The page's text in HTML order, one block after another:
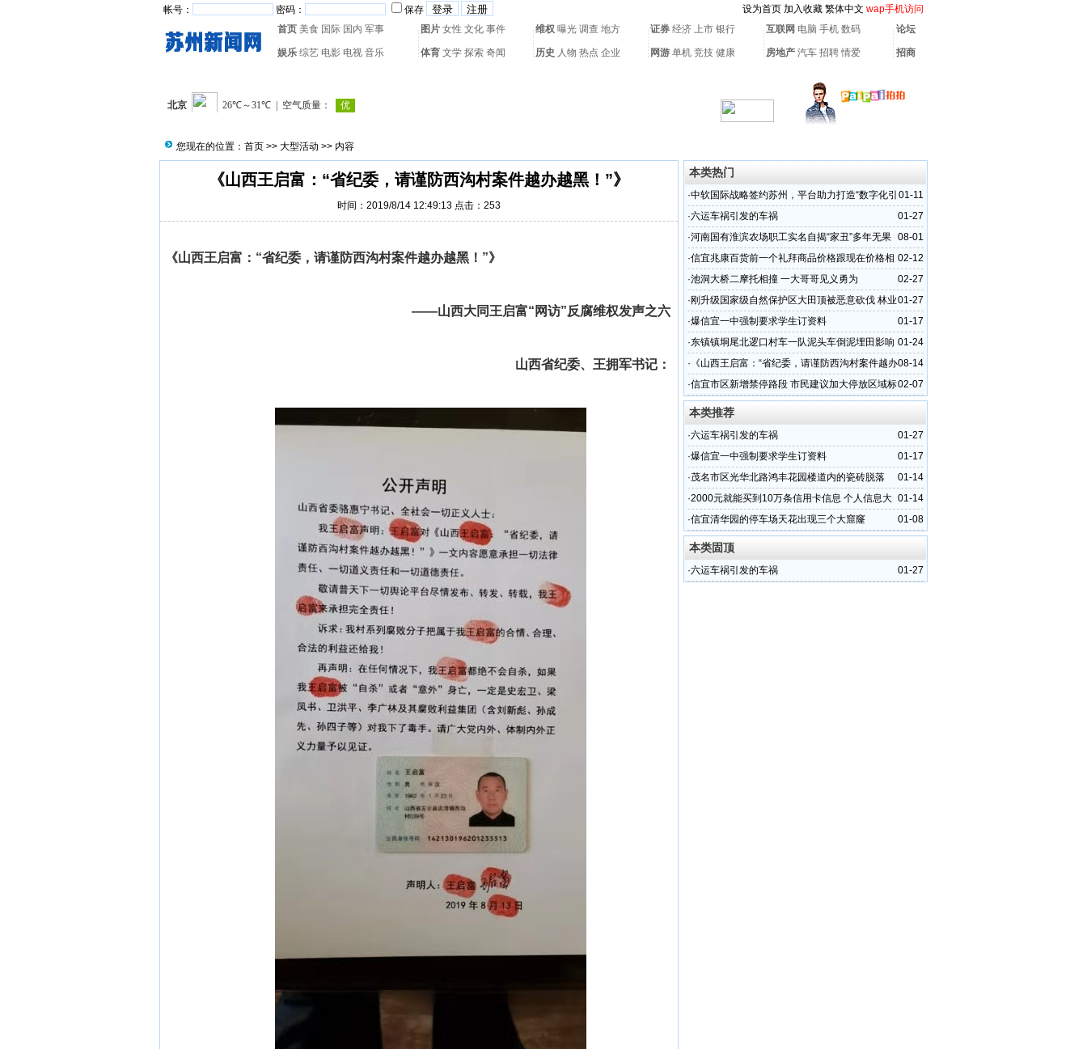
帐号： 密码： 保存 设为首页 加入收藏 繁体中文 wap手机访问
首页 美食 国际 国内 军事 图片 女性 文化 事件 维权 曝光 调查 地方 证券 经济 上市 银行 互联网 电脑 手机 数码 论坛
娱乐 综艺 电影 电视 音乐 体育 文学 探索 奇闻 历史 人物 热点 企业 网游 单机 竞技 健康 房地产 汽车 招聘 情爱 招商
您现在的位置： 首页 >> 大型活动 >> 内容
《山西王启富：“省纪委，请谨防西沟村案件越办越黑！”》
时间：2019/8/14 12:49:13 点击： 253
《山西王启富：“省纪委，请谨防西沟村案件越办越黑！”》
——山西大同王启富“网访”反腐维权发声之六
山西省纪委、王拥军书记：
本类热门
01-11
·中软国际战略签约苏州，平台助力打造“数字化引
领转型升级”标杆城市
01-27
·六运车祸引发的车祸
08-01
·河南国有淮滨农场职工实名自揭“家丑”多年无果
亟待理清真相
02-12
·信宜兆康百货前一个礼拜商品价格跟现在价格相
差甚远
02-27
·池洞大桥二摩托相撞 一大哥哥见义勇为
01-27
·刚升级国家级自然保护区大田顶被恶意砍伐 林业
部对此不重视
01-17
·爆信宜一中强制要求学生订资料
01-24
·东镇镇垌尾北逻口村车一队泥头车倒泥埋田影响
居民生活
08-14
· 《山西王启富：“省纪委，请谨防西沟村案件越办
越黑！”》
02-07
·信宜市区新增禁停路段 市民建议加大停放区域标
志指引
本类推荐
01-27
·六运车祸引发的车祸
01-17
·爆信宜一中强制要求学生订资料
01-14
·茂名市区光华北路鸿丰花园楼道内的瓷砖脱落
01-14
·2000元就能买到10万条信用卡信息 个人信息大
量被泄
01-08
·信宜清华园的停车场天花出现三个大窟窿
本类固顶
01-27
·六运车祸引发的车祸